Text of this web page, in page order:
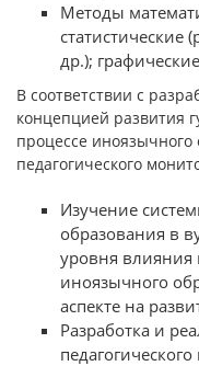
Методы
статистические
др.);
В соответствии с
концепцией развития
процессе
педагогического
Изучение
образования в
уровня влияния
иноязычного
аспекте на
Разработка и